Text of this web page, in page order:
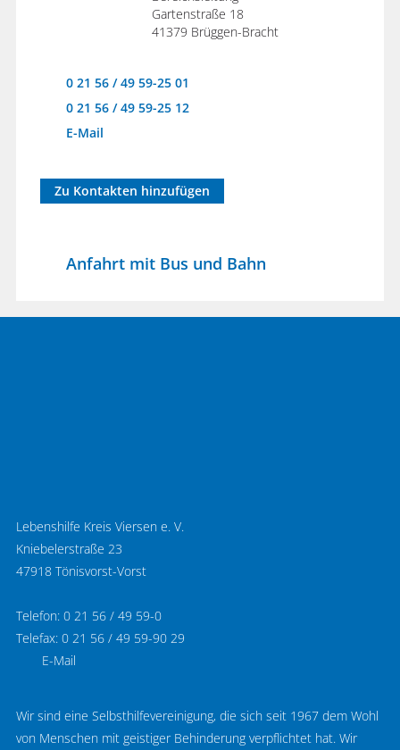
Gartenstraße 18
41379 Brüggen-Bracht
0 21 56 / 49 59-25 01
0 21 56 / 49 59-25 12
E-Mail
Zu Kontakten hinzufügen
Anfahrt mit Bus und Bahn
Lebenshilfe Kreis Viersen e. V.
Kniebelerstraße 23
47918 Tönisvorst-Vorst
Telefon: 0 21 56 / 49 59-0
Telefax: 0 21 56 / 49 59-90 29
E-Mail
Wir sind eine Selbsthilfevereinigung, die sich seit 1967 dem Wohl
von Menschen mit geistiger Behinderung verpflichtet hat. Wir